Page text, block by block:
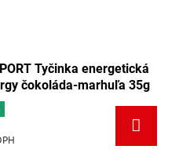
NAMEDSPORT
Total Energy